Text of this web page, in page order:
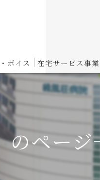
ボイス
ボイスからのお知らせ
在宅サービス事業
のページ